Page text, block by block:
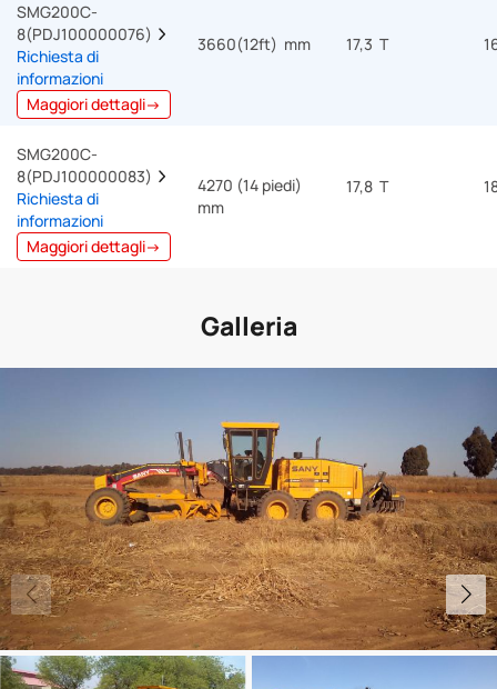
SMG200C-
8(PDJ100000076)
Richiesta di
informazioni
Maggiori dettagli→
3660(12ft) mm 17,3 T
SMG200C-
8(PDJ100000083)
Richiesta di
informazioni
Maggiori dettagli→
4270 (14 piedi)
mm
17,8 T
Galleria